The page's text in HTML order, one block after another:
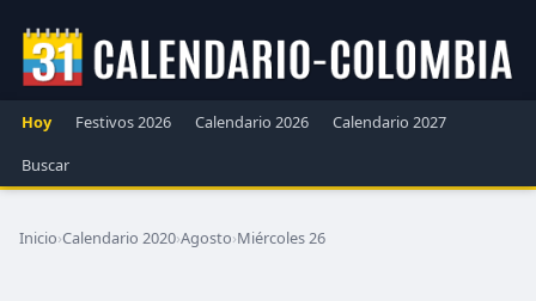
Hoy Festivos 2026 Calendario 2026
Calendario 2027
Buscar
Inicio›Calendario 2020›Agosto›Miércoles 26